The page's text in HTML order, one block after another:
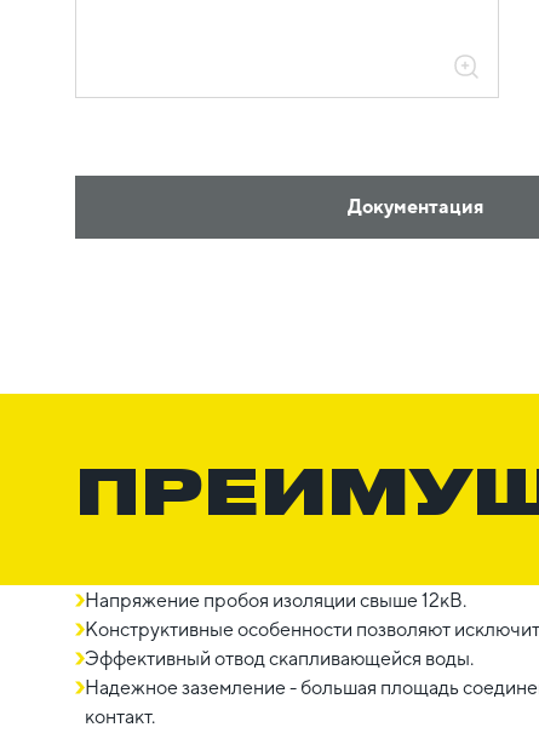
Документация
Напряжение пробоя изоляции свыше 12кВ.
Конструктивные особенности позволяют
Эффективный отвод скапливающейся воды.
Надежное заземление - большая площадь
контакт.